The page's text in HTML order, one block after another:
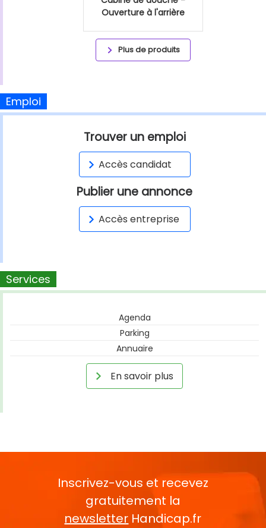
Ouverture à l'arrière
Plus de produits
Emploi
Trouver un emploi
Accès candidat
Publier une annonce
Accès entreprise
Services
Agenda
Parking
Annuaire
En savoir plus
Inscrivez-vous et recevez
gratuitement la
newsletter Handicap.fr